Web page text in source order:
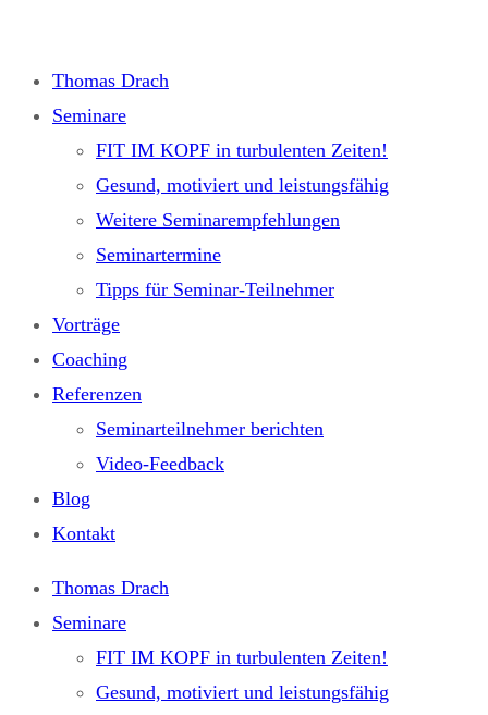
springen
Thomas Drach
Seminare
FIT IM KOPF in turbulenten Zeiten!
Gesund, motiviert und leistungsfähig
Weitere Seminarempfehlungen
Seminartermine
Tipps für Seminar-Teilnehmer
Vorträge
Coaching
Referenzen
Seminarteilnehmer berichten
Video-Feedback
Blog
Kontakt
Thomas Drach
Seminare
FIT IM KOPF in turbulenten Zeiten!
Gesund, motiviert und leistungsfähig